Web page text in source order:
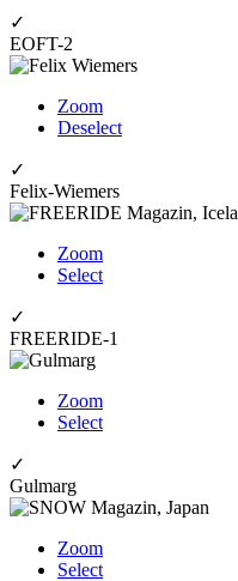
✓
EOFT-2
Zoom
Deselect
✓
Felix-Wiemers
Zoom
Select
✓
FREERIDE-1
Zoom
Select
✓
Gulmarg
Zoom
Select